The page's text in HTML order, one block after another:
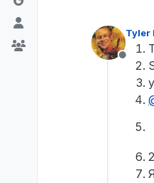
Не в
Tyler